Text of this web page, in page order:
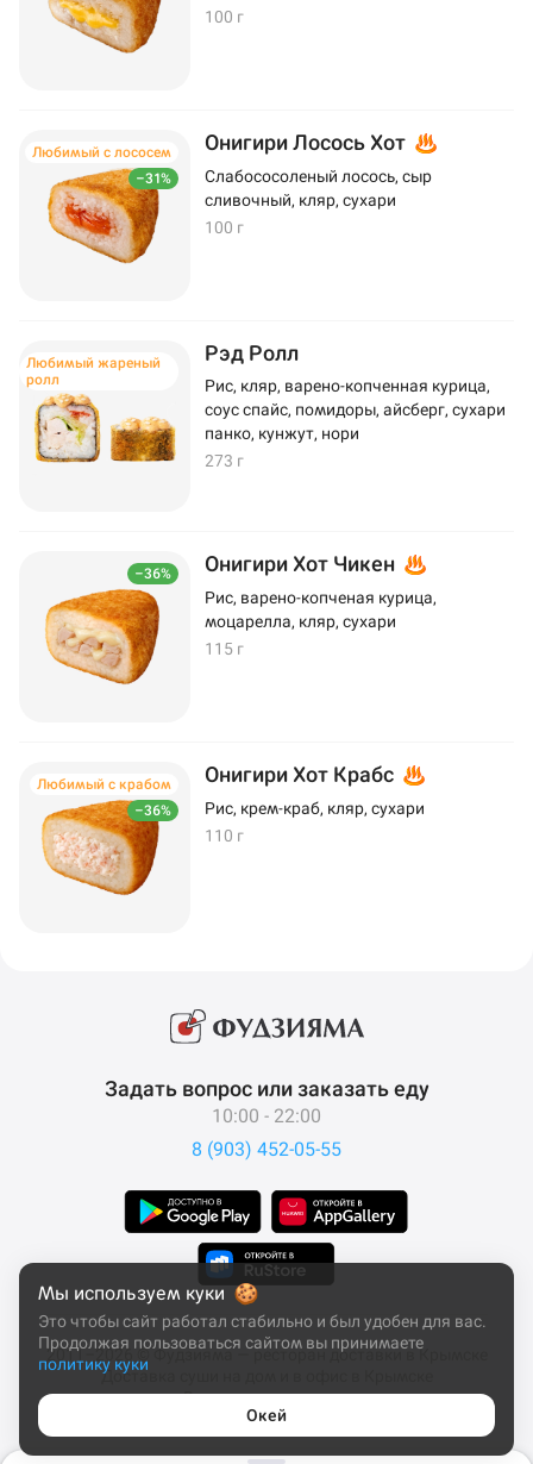
100 г
–31%
Любимый с лососем Онигири Лосось Хот
Слабососоленый лосось, сыр
сливочный, кляр, сухари
100 г
Любимый жареный
ролл
Рэд Ролл
Рис, кляр, варено-копченная курица,
соус спайс, помидоры, айсберг, сухари
панко, кунжут, нори
273 г
–36% Онигири Хот Чикен
Рис, варено-копченая курица,
моцарелла, кляр, сухари
115 г
–36%
Любимый с крабом Онигири Хот Крабс
Рис, крем-краб, кляр, сухари
110 г
Задать вопрос или заказать еду
10:00 - 22:00
8 (903) 452-05-55
2011–2026 © Фудзияма — ресторан доставки в Крымске
Доставка суши на дом и в офис в Крымске
Все права защищены
Мы используем куки
Это чтобы сайт работал стабильно и был удобен для вас.
Продолжая пользоваться сайтом вы принимаете
политику куки
Окей